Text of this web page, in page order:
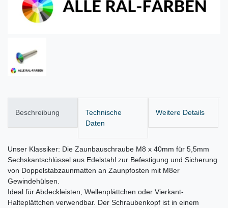
Beschreibung
Technische
Daten
Weitere Details
Unser Klassiker: Die Zaunbauschraube M8 x 40mm für 5,5mm
Sechskantschlüssel aus Edelstahl zur Befestigung und Sicherung
von Doppelstabzaunmatten an Zaunpfosten mit M8er
Gewindehülsen.
Ideal für Abdeckleisten, Wellenplättchen oder Vierkant-
Halteplättchen verwendbar. Der Schraubenkopf ist in einem